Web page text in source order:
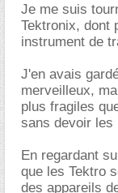
Je me suis
Tektronix, dont
instrument de
J'en avais
merveilleux,
plus fragiles
sans devoir les
En regardant
que les Tektro
des appareils